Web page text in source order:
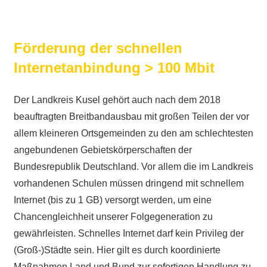
Förderung der schnellen
Internetanbindung > 100 Mbit
Der Landkreis Kusel gehört auch nach dem 2018
beauftragten Breitbandausbau mit großen Teilen der vor
allem kleineren Ortsgemeinden zu den am schlechtesten
angebundenen Gebietskörperschaften der
Bundesrepublik Deutschland. Vor allem die im Landkreis
vorhandenen Schulen müssen dringend mit schnellem
Internet (bis zu 1 GB) versorgt werden, um eine
Chancengleichheit unserer Folgegeneration zu
gewährleisten. Schnelles Internet darf kein Privileg der
(Groß-)Städte sein. Hier gilt es durch koordinierte